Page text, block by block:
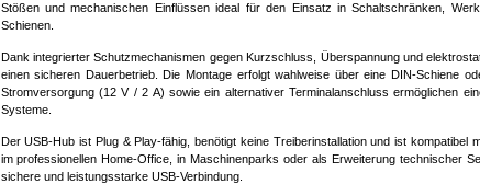
Stößen und mechanischen Einflüssen ideal für den Einsatz in Schaltschränken,
Schienen.
Dank integrierter Schutzmechanismen gegen Kurzschluss, Überspannung und
einen sicheren Dauerbetrieb. Die Montage erfolgt wahlweise über eine DIN-Schiene
Stromversorgung (12 V / 2 A) sowie ein alternativer Terminalanschluss ermöglichen
Systeme.
Der USB-Hub ist Plug & Play-fähig, benötigt keine Treiberinstallation und ist kompatibel
im professionellen Home-Office, in Maschinenparks oder als Erweiterung technischer
sichere und leistungsstarke USB-Verbindung.